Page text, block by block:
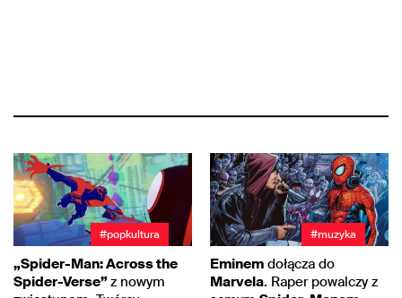
#popkultura
„Spider-Man: Across the
Spider-Verse”z nowym
#muzyka
Eminem dołącza do
Marvela. Raper powalczy z